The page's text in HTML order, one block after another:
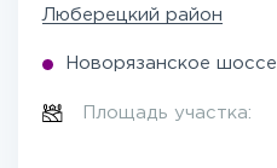
Люберецкий район
Новорязанское шоссе
Площадь участка: